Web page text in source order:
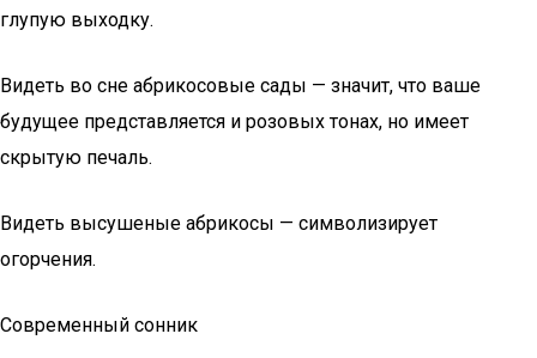
глупую выходку.
Видеть во сне абрикосовые сады — значит, что ваше
будущее представляется и розовых тонах, но имеет
скрытую печаль.
Видеть высушеные абрикосы — символизирует
огорчения.
Современный сонник